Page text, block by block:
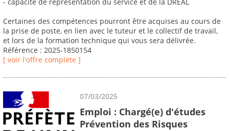
Certaines des compétences pourront être acquises au cours de
la prise de poste, en lien avec le tuteur et le collectif de travail,
et lors de la formation technique qui vous sera délivrée.
Référence : 2025-1850154
[ voir l'offre complète ]
07/03/2025
Emploi : Chargé(e) d'études
Prévention des Risques